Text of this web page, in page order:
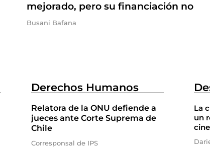
mejorado, pero su financiación no
Busani Bafana
Derechos Humanos
Relatora de la ONU defiende a
jueces ante Corte Suprema de
Chile
Corresponsal de IPS
La
un
cine